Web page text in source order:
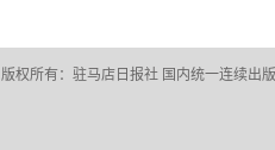
版权所有：驻马店日报社 国内统一连续出